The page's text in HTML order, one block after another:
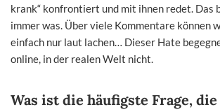
krank“ konfrontiert und mit ihnen redet. Das
immer was. Über viele Kommentare können
einfach nur laut lachen… Dieser Hate
online, in der realen Welt nicht.
Was ist die häufigste Frage,